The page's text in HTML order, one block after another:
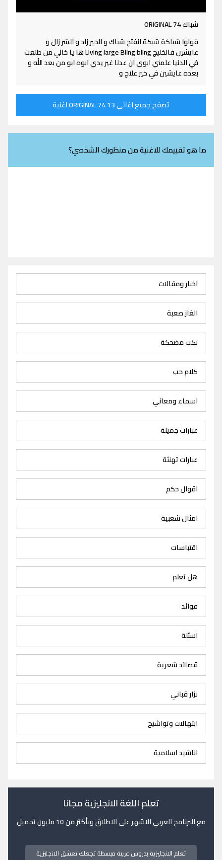
شباك ORIGINAL 74
قولوا شباكة شبكة انفتح شباك و الخير زاد و الشر زال و
عايشين فالخليج Living large Bling bling ها يا خالي من طلعت
في الدنيا علمني ابوي ان عدنا غير يدي ابوه ابو من بعد الله و
بعده عايشين في خير علاج و
تصفح جميع اغاني ORIGINAL 74 13 اغنية
ما هو تقييمك للاغنية من منظورك الشخصي؟
اخبار ومقالات
الغاز صعبة
نكت مضحكة
كلام حب
اسماء ومعاني
عبارات جميلة
عبارات تهنئة
اقوال حكم
امثال شعبية
اقتباسات
هل تعلم
فوائد
اسئلة
قصائد شعرية
نزار قباني
ابتهالات وتواشيح
اناشيد اسلامية
تعلم اللغة الانجليزية مجانا
مع البرنامج العربي الاشهر على الاطلاق وبأكثر من 10 مليون تحميل
تعلم الانجليزية بدروس عربية مبسطة تجعلك تعشق الانجليزية